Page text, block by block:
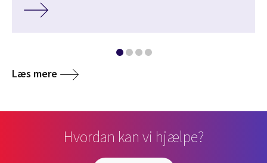
Læs mere
Hvordan kan vi hjælpe?